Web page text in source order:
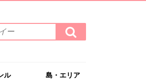
検
索
す
ル 島・エリア